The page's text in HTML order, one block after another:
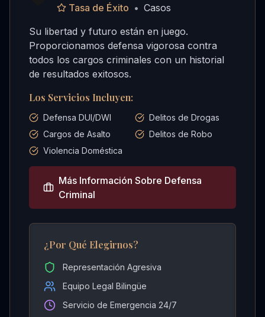
Tasa de Éxito • Casos
Su libertad y futuro están en juego.
Proporcionamos defensa vigorosa contra
todos los cargos criminales con un historial
de resultados exitosos.
Los Servicios Incluyen:
Defensa DUI/DWI
Delitos de Drogas
Cargos de Asalto
Delitos de Robo
Violencia Doméstica
Más Información Sobre Defensa
Criminal
¿Por Qué Elegirnos?
Representación Agresiva
Equipo Legal Bilingüe
Servicio de Emergencia 24/7